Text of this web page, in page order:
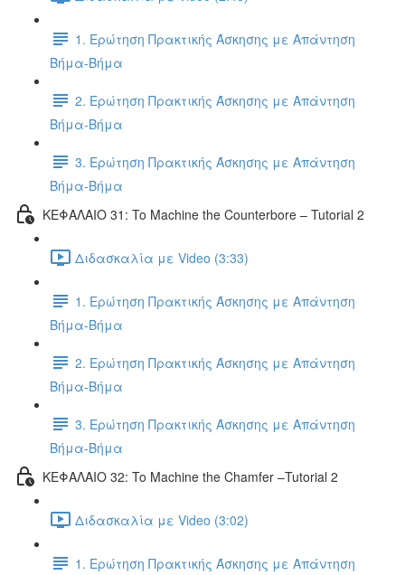
1. Ερώτηση Πρακτικής Άσκησης με Απάντηση
Βήμα-Βήμα
2. Ερώτηση Πρακτικής Άσκησης με Απάντηση
Βήμα-Βήμα
3. Ερώτηση Πρακτικής Άσκησης με Απάντηση
Βήμα-Βήμα
ΚΕΦΑΛΑΙΟ 31: To Machine the Counterbore – Tutorial 2
Διδασκαλία με Video (3:33)
1. Ερώτηση Πρακτικής Άσκησης με Απάντηση
Βήμα-Βήμα
2. Ερώτηση Πρακτικής Άσκησης με Απάντηση
Βήμα-Βήμα
3. Ερώτηση Πρακτικής Άσκησης με Απάντηση
Βήμα-Βήμα
ΚΕΦΑΛΑΙΟ 32: To Machine the Chamfer –Tutorial 2
Διδασκαλία με Video (3:02)
1. Ερώτηση Πρακτικής Άσκησης με Απάντηση